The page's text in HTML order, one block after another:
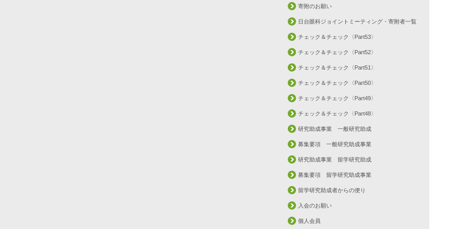
寄附のお願い
日台眼科ジョイントミーティング・寄附者一覧
チェック＆チェック〈Part53〉
チェック＆チェック〈Part52〉
チェック＆チェック〈Part51〉
チェック＆チェック〈Part50〉
チェック＆チェック〈Part49〉
チェック＆チェック〈Part48〉
研究助成事業 一般研究助成
募集要項 一般研究助成事業
研究助成事業 留学研究助成
募集要項 留学研究助成事業
留学研究助成者からの便り
入会のお願い
個人会員